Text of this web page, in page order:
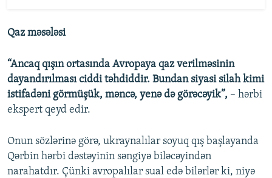
Qaz məsələsi
“Ancaq qışın ortasında Avropaya qaz verilməsinin
dayandırılması ciddi təhdiddir. Bundan siyasi silah kimi
istifadəni görmüşük, məncə, yenə də görəcəyik”, – hərbi
ekspert qeyd edir.
Onun sözlərinə görə, ukraynalılar soyuq qış başlayanda
Qərbin hərbi dəstəyinin səngiyə biləcəyindən
narahatdır. Çünki avropalılar sual edə bilərlər ki, niyə